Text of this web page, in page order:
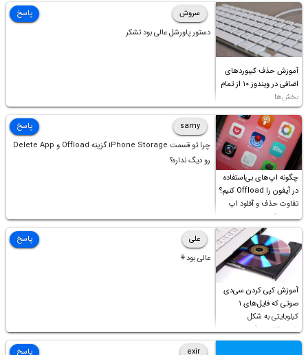
آموزش حذف کیبوردهای
اضافی در ویندوز ۱۰ از تمام
بخش‌ها
سروش
دستور پاورشل عالی بود تشکر
پاسخ
چگونه اپ‌های بی‌استفاده
در آیفون را Offload کنیم؟
تفاوت حذف و آفلود اپ
چیست؟
samy
چرا تو قسمت iPhone Storage گزینه Offload و Delete App
رو دیگ نداره؟
پاسخ
آموزش کپی کردن سی‌دی
صوتی که فایل‌های ۱
کیلوبایتی به شکل
شورت‌کات در آن موجود
است!
علی
عالی بود⚘
پاسخ
exir
پاسخ